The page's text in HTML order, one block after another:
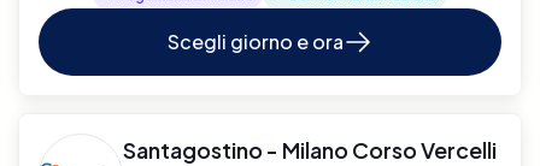
Scegli giorno e ora
Santagostino - Milano Corso Vercelli